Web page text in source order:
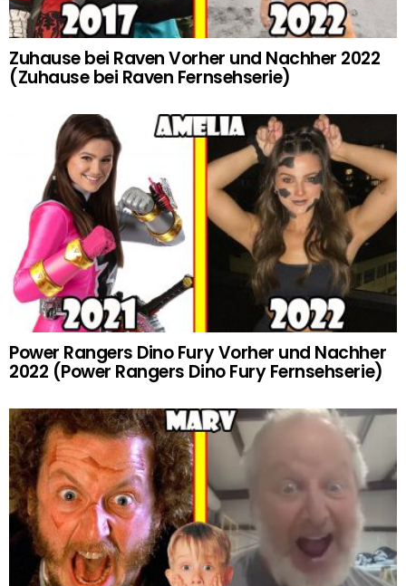
Zuhause bei Raven Vorher und Nachher 2022
(Zuhause bei Raven Fernsehserie)
Power Rangers Dino Fury Vorher und Nachher
2022 (Power Rangers Dino Fury Fernsehserie)